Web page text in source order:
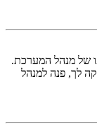
של מנהל המערכת.
לך, פנה למנהל